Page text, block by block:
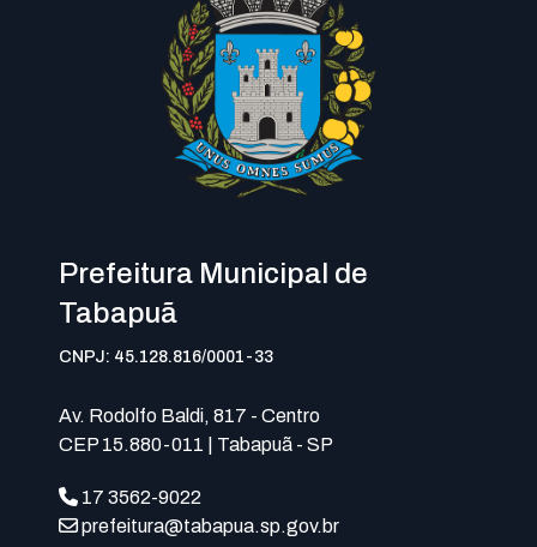
Prefeitura Municipal de
Tabapuã
CNPJ: 45.128.816/0001-33
Av. Rodolfo Baldi, 817 - Centro
CEP 15.880-011 | Tabapuã - SP
17 3562-9022
prefeitura@tabapua.sp.gov.br